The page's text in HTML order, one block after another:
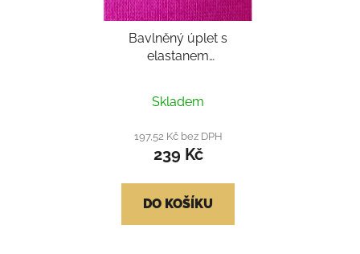
Bavlněný úplet s
elastanem
Skladem
197,52 Kč bez DPH
239 Kč
DO KOŠÍKU